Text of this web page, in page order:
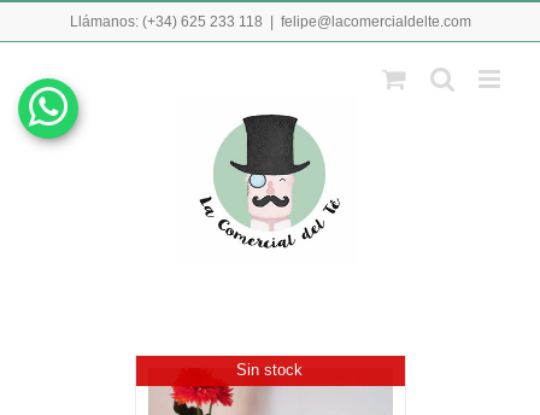
Llámanos: (+34) 625 233 118 felipe@lacomercialdelte.com
Sin stock